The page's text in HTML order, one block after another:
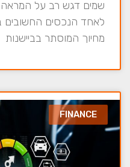
שמים דגש רב על המראה
לאחד הנכסים החשובים
מחיוך המוסתר בביישנות
FINANCE